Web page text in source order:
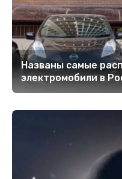
Названы самые
электромобили в